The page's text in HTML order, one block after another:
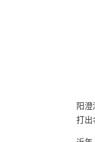
阳
打出